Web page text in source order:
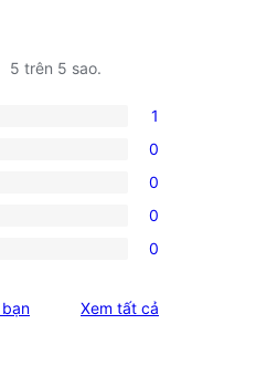
5 trên 5 sao.
1
0
0
0
0
Xem tất cả